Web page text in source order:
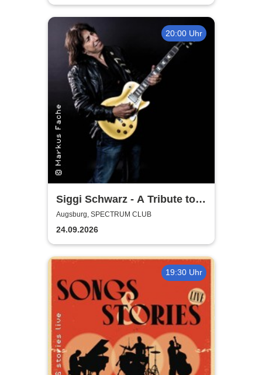
20:00 Uhr
Siggi Schwarz - A Tribute to
Gary Moore
Augsburg, SPECTRUM CLUB
24.09.2026
19:30 Uhr